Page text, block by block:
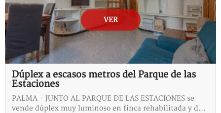
VER
Dúplex a escasos metros del Parque de las
Estaciones
PALMA - JUNTO AL PARQUE DE LAS ESTACIONES se
vende dúplex muy luminoso en finca rehabilitada y d...